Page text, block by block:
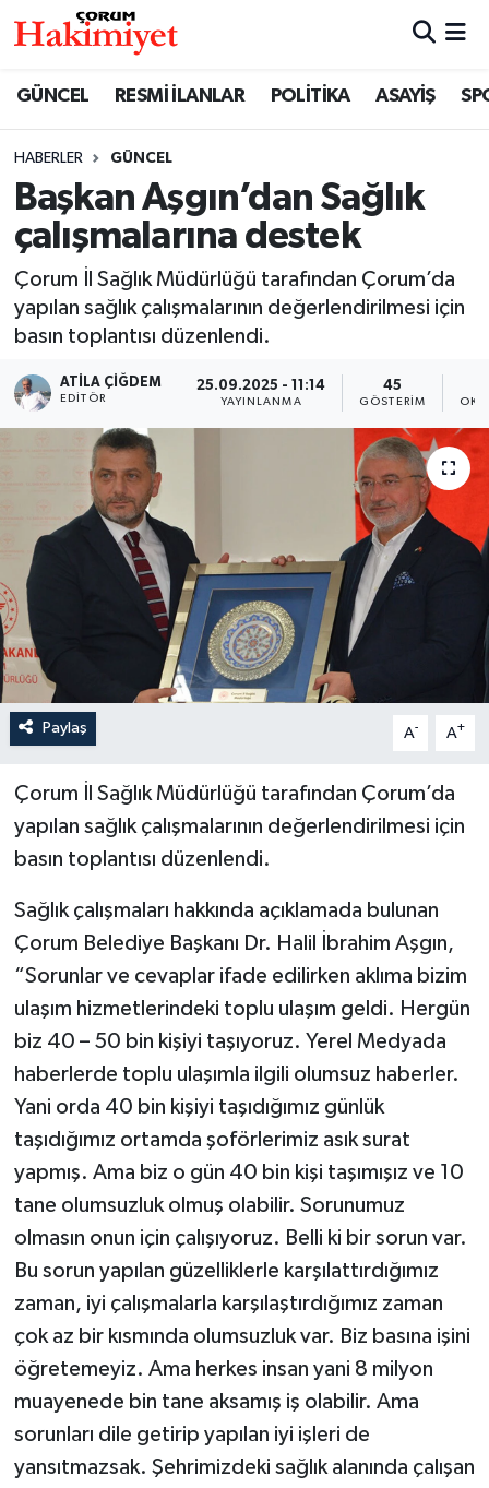
GÜNCEL RESMİ İLANLAR POLİTİKA ASAYİŞ
HABERLER GÜNCEL
Başkan Aşgın’dan Sağlık
çalışmalarına destek
Çorum İl Sağlık Müdürlüğü tarafından Çorum’da
yapılan sağlık çalışmalarının değerlendirilmesi için
basın toplantısı düzenlendi.
ATILA ÇIĞDEM
EDITÖR
25.09.2025 - 11:14
YAYINLANMA
45
GÖSTERIM
Paylaş A- A+
Çorum İl Sağlık Müdürlüğü tarafından Çorum’da
yapılan sağlık çalışmalarının değerlendirilmesi için
basın toplantısı düzenlendi.
Sağlık çalışmaları hakkında açıklamada bulunan
Çorum Belediye Başkanı Dr. Halil İbrahim Aşgın,
“Sorunlar ve cevaplar ifade edilirken aklıma bizim
ulaşım hizmetlerindeki toplu ulaşım geldi. Hergün
biz 40 – 50 bin kişiyi taşıyoruz. Yerel Medyada
haberlerde toplu ulaşımla ilgili olumsuz haberler.
Yani orda 40 bin kişiyi taşıdığımız günlük
taşıdığımız ortamda şoförlerimiz asık surat
yapmış. Ama biz o gün 40 bin kişi taşımışız ve 10
tane olumsuzluk olmuş olabilir. Sorunumuz
olmasın onun için çalışıyoruz. Belli ki bir sorun var.
Bu sorun yapılan güzelliklerle karşılattırdığımız
zaman, iyi çalışmalarla karşılaştırdığımız zaman
çok az bir kısmında olumsuzluk var. Biz basına işini
öğretemeyiz. Ama herkes insan yani 8 milyon
muayenede bin tane aksamış iş olabilir. Ama
sorunları dile getirip yapılan iyi işleri de
yansıtmazsak. Şehrimizdeki sağlık alanında çalışan
SAĞLIK
ASAYİŞ
EKONOMİ
EĞİTİM
İLÇELER
OTOPARK
TEKNOLOJİ
Nöbetçi Eczaneler
Çorum Namaz Vakitleri
Trafik Durumu
Süper Lig Puan Durumu ve Fikstür
Haber Arşivi